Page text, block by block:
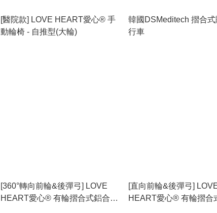
[醫院款] LOVE HEART愛心® 手
動輪椅 - 自推型(大輪)
韓國DSMeditech 摺合式
行車
[360°轉向前輪&後彈弓] LOVE
HEART愛心® 有輪摺合式鋁合金
[直向前輪&後彈弓]
HEART愛心® 有輪摺合